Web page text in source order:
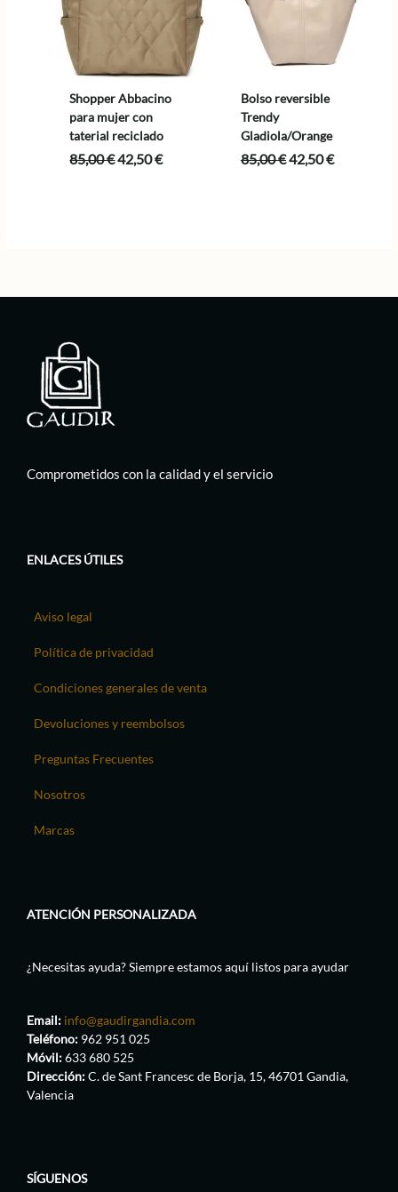
Shopper Abbacino
para mujer con
taterial reciclado
85,00€El
42,50€El
Bolso reversible
Trendy
Gladiola/Orange
85,00€El
42,50€El
Comprometidos con la calidad y el servicio
ENLACES ÚTILES
Aviso legal
Política de privacidad
Condiciones generales de venta
Devoluciones y reembolsos
Preguntas Frecuentes
Nosotros
Marcas
ATENCIÓN PERSONALIZADA
¿Necesitas ayuda? Siempre estamos aquí listos para ayudar
Email: info@gaudirgandia.com
Teléfono: 962 951 025
Móvil:633 680 525
Dirección:C. de Sant Francesc de Borja, 15, 46701 Gandia,
Valencia
SÍGUENOS